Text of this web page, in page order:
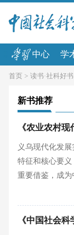
中心 学
首页> 读书·社科好书
新书推荐
《农业农村
义乌现代化发
特征和核心要
重要借鉴，成为
《中国社会